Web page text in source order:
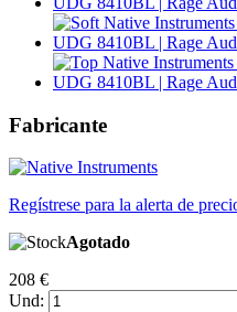
Fabricante
Regístrese para la alerta de
Agotado
208 €
Und: